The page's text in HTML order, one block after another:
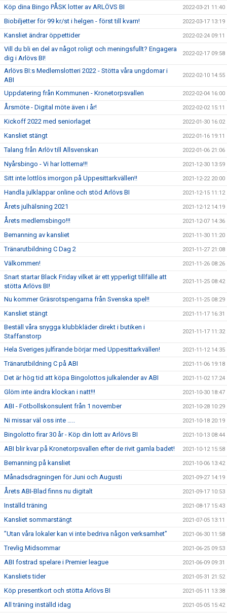
Köp dina Bingo PÅSK lotter av ARLÖVS BI 2022-03-21 11:40
Biobiljetter för 99 kr/st i helgen - först till kvarn! 2022-03-17 13:19
Kansliet ändrar öppettider 2022-02-24 09:11
Vill du bli en del av något roligt och meningsfullt? Engagera
dig i Arlövs BI!
2022-02-17 09:58
Arlövs BI:s Medlemslotteri 2022 - Stötta våra ungdomar i
ABI
2022-02-10 14:55
Uppdatering från Kommunen - Kronetorpsvallen 2022-02-04 16:00
Årsmöte - Digital möte även i år! 2022-02-02 15:11
Kickoff 2022 med seniorlaget 2022-01-30 16:02
Kansliet stängt 2022-01-16 19:11
Talang från Arlöv till Allsvenskan 2022-01-06 21:06
Nyårsbingo - Vi har lotterna!!! 2021-12-30 13:59
Sitt inte lottlös imorgon på Uppesittarkvällen!! 2021-12-22 20:00
Handla julklappar online och stöd Arlövs BI 2021-12-15 11:12
Årets julhälsning 2021 2021-12-12 14:19
Årets medlemsbingo!!! 2021-12-07 14:36
Bemanning av kansliet 2021-11-30 11:20
Tränarutbildning C Dag 2 2021-11-27 21:08
Välkommen! 2021-11-26 08:26
Snart startar Black Friday vilket är ett ypperligt tillfälle att
stötta Arlövs BI!
2021-11-25 08:42
Nu kommer Gräsrotspengarna från Svenska spel!! 2021-11-25 08:29
Kansliet stängt 2021-11-17 16:31
Beställ våra snygga klubbkläder direkt i butiken i
Staffanstorp
2021-11-17 11:32
Hela Sveriges julfirande börjar med Uppesittarkvällen! 2021-11-12 14:35
Tränarutbildning C på ABI 2021-11-06 19:18
Det är hög tid att köpa Bingolottos julkalender av ABI 2021-11-02 17:24
Glöm inte ändra klockan i natt!!! 2021-10-30 18:47
ABI - Fotbollskonsulent från 1 november 2021-10-28 10:29
Ni missar väl oss inte ….. 2021-10-18 20:19
Bingolotto firar 30 år - Köp din lott av Arlövs BI 2021-10-13 08:44
ABI blir kvar på Kronetorpsvallen efter de rivit gamla badet! 2021-10-12 15:58
Bemanning på kansliet 2021-10-06 13:42
Månadsdragningen för Juni och Augusti 2021-09-27 14:19
Årets ABI-Blad finns nu digitalt 2021-09-17 10:53
Inställd träning 2021-08-17 15:43
Kansliet sommarstängt 2021-07-05 13:11
”Utan våra lokaler kan vi inte bedriva någon verksamhet” 2021-06-30 11:58
Trevlig Midsommar 2021-06-25 09:53
ABI fostrad spelare i Premier league 2021-06-09 09:31
Kansliets tider 2021-05-31 21:52
Köp presentkort och stötta Arlövs BI 2021-05-11 13:38
All träning inställd idag 2021-05-05 15:42